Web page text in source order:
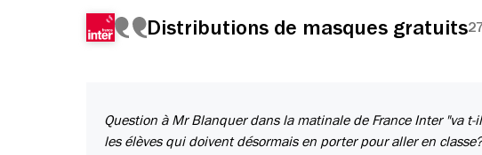
Distributions de masques gratuits
Question à Mr Blanquer dans la matinale de France Inter "va
les élèves qui doivent désormais en porter pour aller en